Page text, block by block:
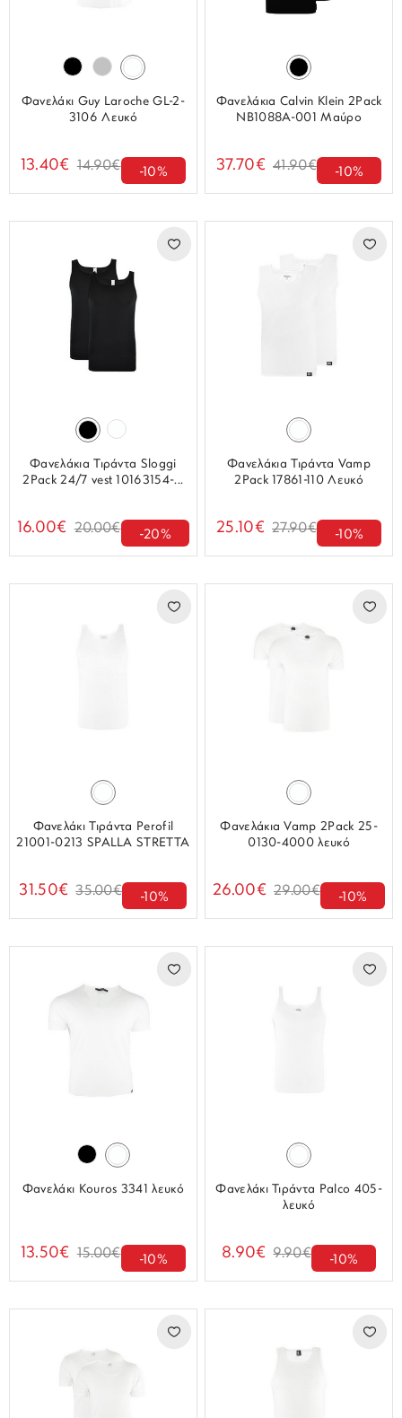
Φανελάκι Guy Laroche GL-2-
3106 Λευκό
13.40€ 14.90€ -10%
Φανελάκια Calvin Klein 2Pack
NB1088A-001 Μαύρο
37.70€ 41.90€ -10%
Φανελάκια Τιράντα Sloggi
2Pack 24/7 vest 10163154-...
16.00€ 20.00€ -20%
Φανελάκια Τιράντα Vamp
2Pack 17861-110 Λευκό
25.10€ 27.90€ -10%
Φανελάκι Τιράντα Perofil
21001-0213 SPALLA STRETTA
31.50€ 35.00€ -10%
Φανελάκια Vamp 2Pack 25-
0130-4000 λευκό
26.00€ 29.00€ -10%
Φανελάκι Kouros 3341 λευκό
13.50€ 15.00€ -10%
Φανελάκι Τιράντα Palco 405-
λευκό
8.90€ 9.90€ -10%